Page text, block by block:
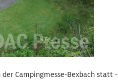
Campingmesse-Bexbach statt